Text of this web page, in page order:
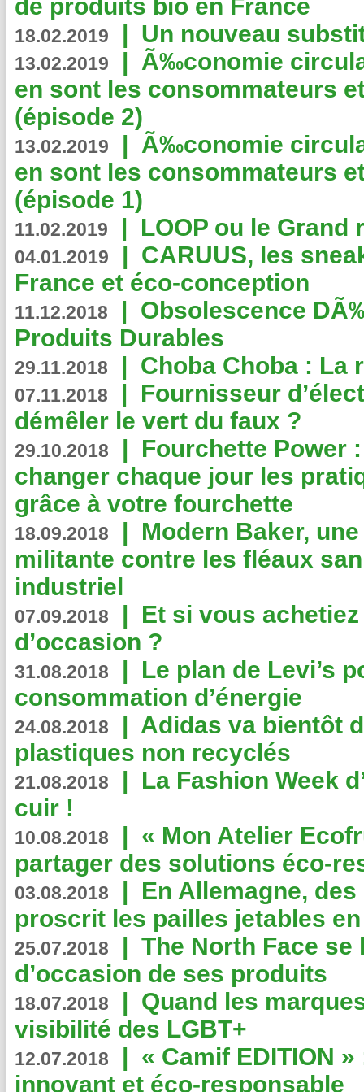
de produits bio en France
18.02.2019 | Un nouveau
13.02.2019 | Ã‰conomie
en sont les consommateurs
(épisode 2)
13.02.2019 | Ã‰conomie
en sont les consommateurs
(épisode 1)
11.02.2019 | LOOP ou le Grand
04.01.2019 | CARUUS, les
France et éco-conception
11.12.2018 | Obsolescence
Produits Durables
29.11.2018 | Choba Choba : La
07.11.2018 | Fournisseur
démêler le vert du faux ?
29.10.2018 | Fourchette Power
changer chaque jour les
grâce à votre fourchette
18.09.2018 | Modern Baker,
militante contre les fléaux
industriel
07.09.2018 | Et si vous
d’occasion ?
31.08.2018 | Le plan de Levi’s
consommation d’énergie
24.08.2018 | Adidas va bientôt
plastiques non recyclés
21.08.2018 | La Fashion Week
cuir !
10.08.2018 | « Mon Atelier
partager des solutions éco-
03.08.2018 | En Allemagne,
proscrit les pailles jetables
25.07.2018 | The North Face se
d’occasion de ses produits
18.07.2018 | Quand les
visibilité des LGBT+
12.07.2018 | « Camif EDITION
innovant et éco-responsable